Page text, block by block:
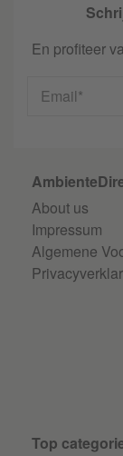
En profiteer
Email*
About us
Impressum
Algemene
Top